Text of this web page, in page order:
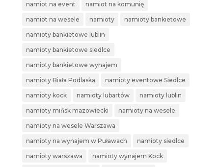
namiot na event namiot na komunię
namiot na wesele namioty namioty bankietowe
namioty bankietowe lublin
namioty bankietowe siedlce
namioty bankietowe wynajem
namioty Biała Podlaska namioty eventowe Siedlce
namioty kock namioty lubartów namioty lublin
namioty mińsk mazowiecki namioty na wesele
namioty na wesele Warszawa
namioty na wynajem w Puławach namioty siedlce
namioty warszawa namioty wynajem Kock